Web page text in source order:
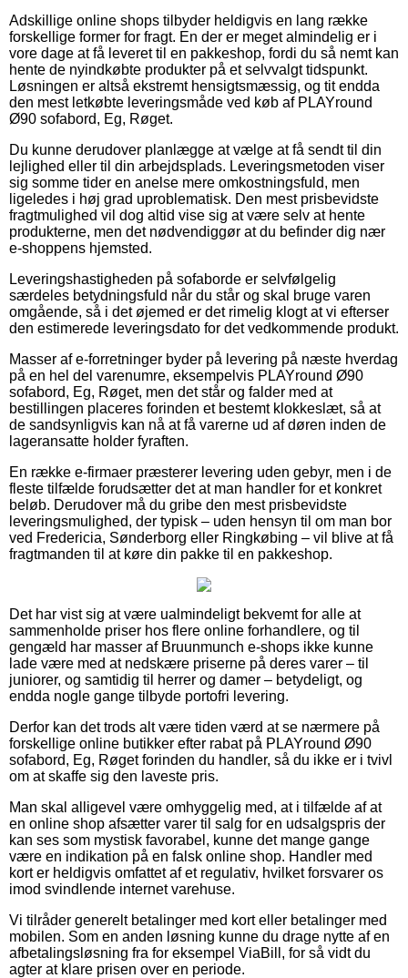
Adskillige online shops tilbyder heldigvis en lang række
forskellige former for fragt. En der er meget almindelig er i
vore dage at få leveret til en pakkeshop, fordi du så nemt kan
hente de nyindkøbte produkter på et selvvalgt tidspunkt.
Løsningen er altså ekstremt hensigtsmæssig, og tit endda
den mest letkøbte leveringsmåde ved køb af PLAYround
Ø90 sofabord, Eg, Røget.
Du kunne derudover planlægge at vælge at få sendt til din
lejlighed eller til din arbejdsplads. Leveringsmetoden viser
sig somme tider en anelse mere omkostningsfuld, men
ligeledes i høj grad uproblematisk. Den mest prisbevidste
fragtmulighed vil dog altid vise sig at være selv at hente
produkterne, men det nødvendiggør at du befinder dig nær
e-shoppens hjemsted.
Leveringshastigheden på sofaborde er selvfølgelig
særdeles betydningsfuld når du står og skal bruge varen
omgående, så i det øjemed er det rimelig klogt at vi efterser
den estimerede leveringsdato for det vedkommende produkt.
Masser af e-forretninger byder på levering på næste hverdag
på en hel del varenumre, eksempelvis PLAYround Ø90
sofabord, Eg, Røget, men det står og falder med at
bestillingen placeres forinden et bestemt klokkeslæt, så at
de sandsynligvis kan nå at få varerne ud af døren inden de
lageransatte holder fyraften.
En række e-firmaer præsterer levering uden gebyr, men i de
fleste tilfælde forudsætter det at man handler for et konkret
beløb. Derudover må du gribe den mest prisbevidste
leveringsmulighed, der typisk – uden hensyn til om man bor
ved Fredericia, Sønderborg eller Ringkøbing – vil blive at få
fragtmanden til at køre din pakke til en pakkeshop.
Det har vist sig at være ualmindeligt bekvemt for alle at
sammenholde priser hos flere online forhandlere, og til
gengæld har masser af Bruunmunch e-shops ikke kunne
lade være med at nedskære priserne på deres varer – til
juniorer, og samtidig til herrer og damer – betydeligt, og
endda nogle gange tilbyde portofri levering.
Derfor kan det trods alt være tiden værd at se nærmere på
forskellige online butikker efter rabat på PLAYround Ø90
sofabord, Eg, Røget forinden du handler, så du ikke er i tvivl
om at skaffe sig den laveste pris.
Man skal alligevel være omhyggelig med, at i tilfælde af at
en online shop afsætter varer til salg for en udsalgspris der
kan ses som mystisk favorabel, kunne det mange gange
være en indikation på en falsk online shop. Handler med
kort er heldigvis omfattet af et regulativ, hvilket forsvarer os
imod svindlende internet varehuse.
Vi tilråder generelt betalinger med kort eller betalinger med
mobilen. Som en anden løsning kunne du drage nytte af en
afbetalingsløsning fra for eksempel ViaBill, for så vidt du
agter at klare prisen over en periode.